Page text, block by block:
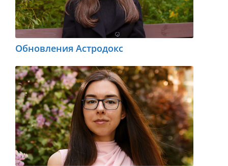
Обновления Астродокс